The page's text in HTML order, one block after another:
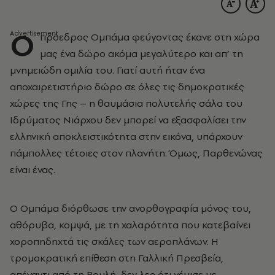
O πρόεδρος Ομπάμα φεύγοντας έκανε στη χώρα
μας ένα δώρο ακόμα μεγαλύτερο και απ’ τη
μνημειώδη ομιλία του. Γιατί αυτή ήταν ένα
αποχαιρετιστήριο δώρο σε όλες τις δημοκρατικές
χώρες της Γης – η θαυμάσια πολυτελής σάλα του
Ιδρύματος Νιάρχου δεν μπορεί να εξασφαλίσει την
ελληνική αποκλειστικότητα στην εικόνα, υπάρχουν
πάμπολλες τέτοιες στον πλανήτη. Όμως, Παρθενώνας
είναι ένας.
Ο Ομπάμα διόρθωσε την ανορθογραφία μόνος του,
αθόρυβα, κομψά, με τη χαλαρότητα που κατεβαίνει
χοροπηδηχτά τις σκάλες των αεροπλάνων. Η
τρομοκρατική επίθεση στη Γαλλική Πρεσβεία,